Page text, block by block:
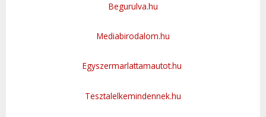
Begurulva.hu
Mediabirodalom.hu
Egyszermarlattamautot.hu
Tesztalelkemindennek.hu